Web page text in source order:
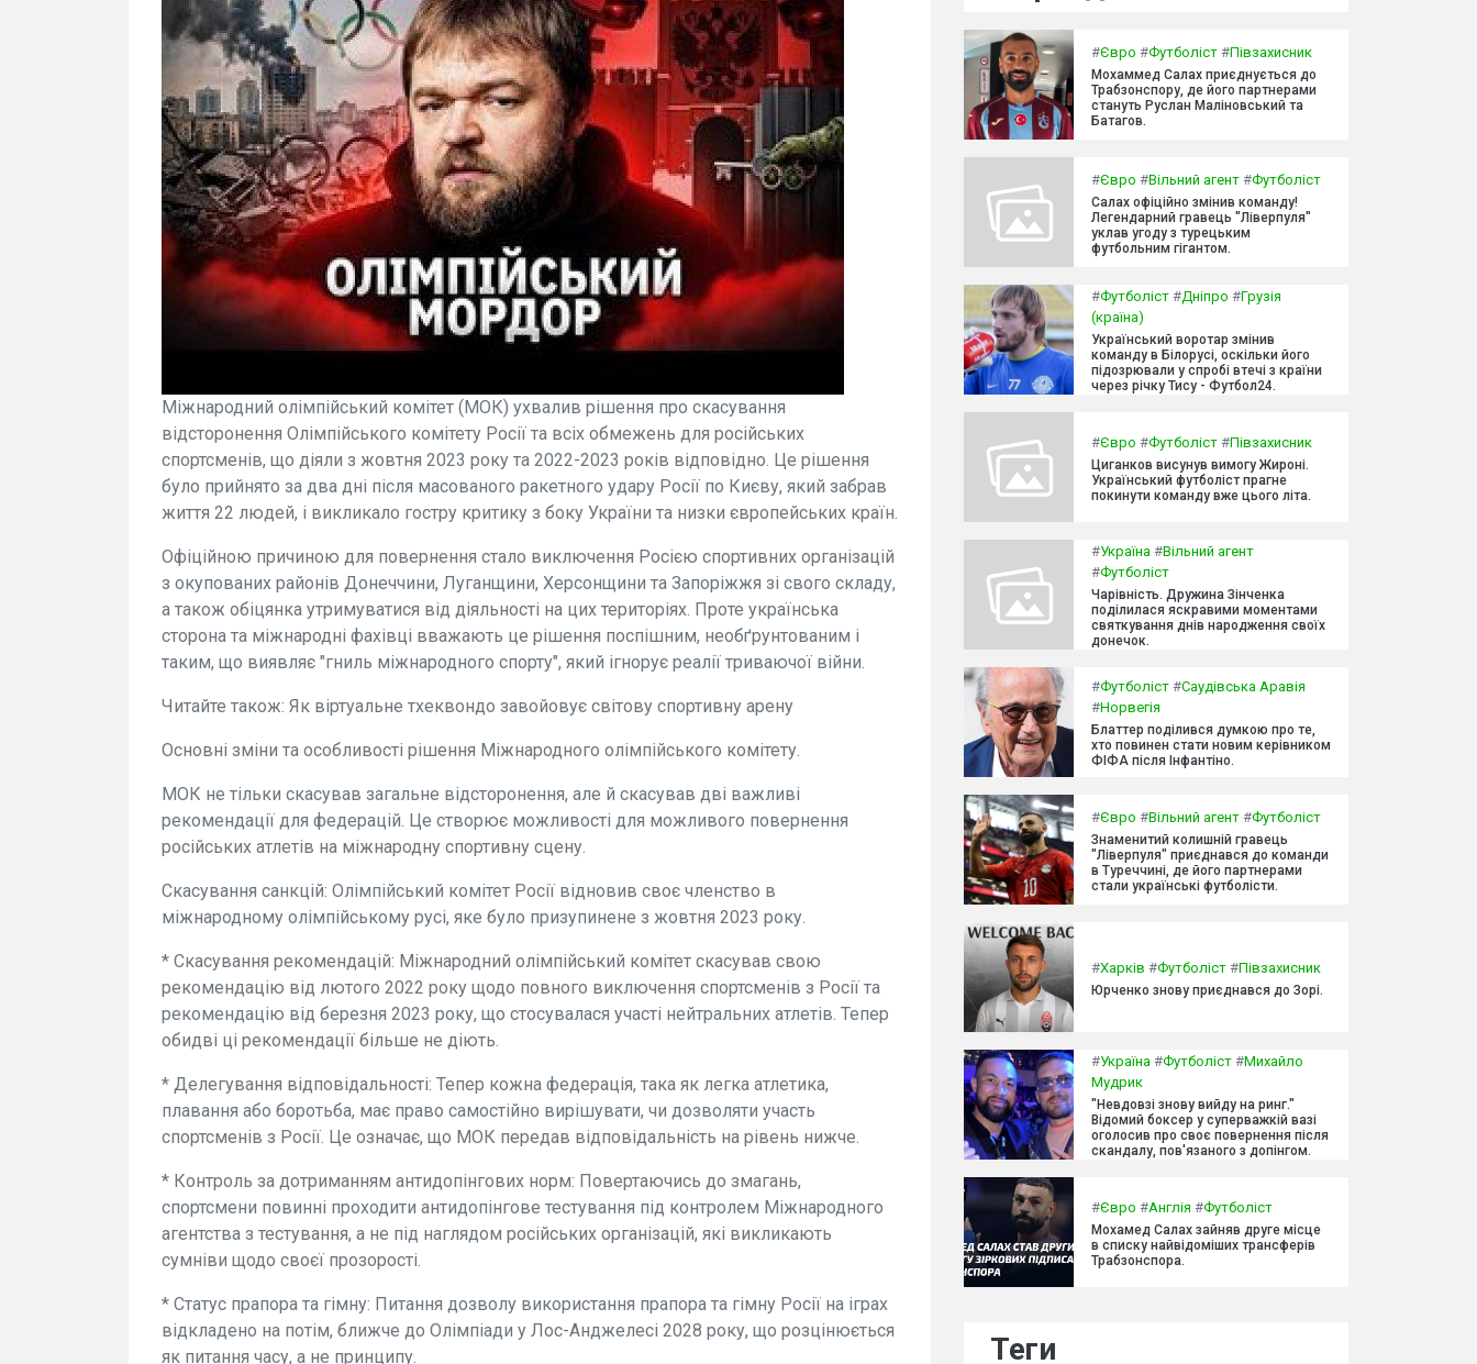
Міжнародний олімпійський комітет (МОК) ухвалив рішення про скасування
відсторонення Олімпійського комітету Росії та всіх обмежень для російських
спортсменів, що діяли з жовтня 2023 року та 2022-2023 років відповідно. Це рішення
було прийнято за два дні після масованого ракетного удару Росії по Києву, який забрав
життя 22 людей, і викликало гостру критику з боку України та низки європейських країн.
Офіційною причиною для повернення стало виключення Росією спортивних організацій
з окупованих районів Донеччини, Луганщини, Херсонщини та Запоріжжя зі свого складу,
а також обіцянка утримуватися від діяльності на цих територіях. Проте українська
сторона та міжнародні фахівці вважають це рішення поспішним, необґрунтованим і
таким, що виявляє "гниль міжнародного спорту", який ігнорує реалії триваючої війни.
Читайте також: Як віртуальне тхеквондо завойовує світову спортивну арену
Основні зміни та особливості рішення Міжнародного олімпійського комітету.
МОК не тільки скасував загальне відсторонення, але й скасував дві важливі
рекомендації для федерацій. Це створює можливості для можливого повернення
російських атлетів на міжнародну спортивну сцену.
Скасування санкцій: Олімпійський комітет Росії відновив своє членство в
міжнародному олімпійському русі, яке було призупинене з жовтня 2023 року.
* Скасування рекомендацій: Міжнародний олімпійський комітет скасував свою
рекомендацію від лютого 2022 року щодо повного виключення спортсменів з Росії та
рекомендацію від березня 2023 року, що стосувалася участі нейтральних атлетів. Тепер
обидві ці рекомендації більше не діють.
* Делегування відповідальності: Тепер кожна федерація, така як легка атлетика,
плавання або боротьба, має право самостійно вирішувати, чи дозволяти участь
спортсменів з Росії. Це означає, що МОК передав відповідальність на рівень нижче.
* Контроль за дотриманням антидопінгових норм: Повертаючись до змагань,
спортсмени повинні проходити антидопінгове тестування під контролем Міжнародного
агентства з тестування, а не під наглядом російських організацій, які викликають
сумніви щодо своєї прозорості.
* Статус прапора та гімну: Питання дозволу використання прапора та гімну Росії на іграх
відкладено на потім, ближче до Олімпіади у Лос-Анджелесі 2028 року, що розцінюється
як питання часу, а не принципу.
#Євро #Футболіст #Півзахисник
Мохаммед Салах приєднується до
Трабзонспору, де його партнерами
стануть Руслан Маліновський та
Батагов.
#Євро #Вільний агент #Футболіст
Салах офіційно змінив команду!
Легендарний гравець "Ліверпуля"
уклав угоду з турецьким
футбольним гігантом.
#Футболіст #Дніпро #Грузія
(країна)
Український воротар змінив
команду в Білорусі, оскільки його
підозрювали у спробі втечі з країни
через річку Тису - Футбол24.
#Євро #Футболіст #Півзахисник
Циганков висунув вимогу Жироні.
Український футболіст прагне
покинути команду вже цього літа.
#Україна #Вільний агент
#Футболіст
Чарівність. Дружина Зінченка
поділилася яскравими моментами
святкування днів народження своїх
донечок.
#Футболіст #Саудівська Аравія
#Норвегія
Блаттер поділився думкою про те,
хто повинен стати новим керівником
ФІФА після Інфантіно.
#Євро #Вільний агент #Футболіст
Знаменитий колишній гравець
"Ліверпуля" приєднався до команди
в Туреччині, де його партнерами
стали українські футболісти.
#Харків #Футболіст #Півзахисник
Юрченко знову приєднався до Зорі.
#Україна #Футболіст #Михайло
Мудрик
"Невдовзі знову вийду на ринг."
Відомий боксер у суперважкій вазі
оголосив про своє повернення після
скандалу, пов'язаного з допінгом.
#Євро #Англія #Футболіст
Мохамед Салах зайняв друге місце
в списку найвідоміших трансферів
Трабзонспора.
Теги